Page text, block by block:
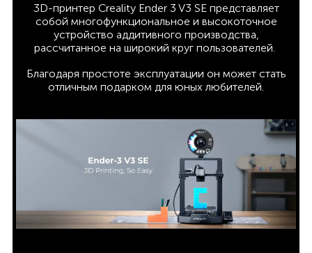
3D-принтер Creality Ender 3 V3 SE представляет
собой многофункциональное и высокоточное
устройство аддитивного производства,
рассчитанное на широкий круг пользователей.
Благодаря простоте эксплуатации он может стать
отличным подарком для юных любителей.